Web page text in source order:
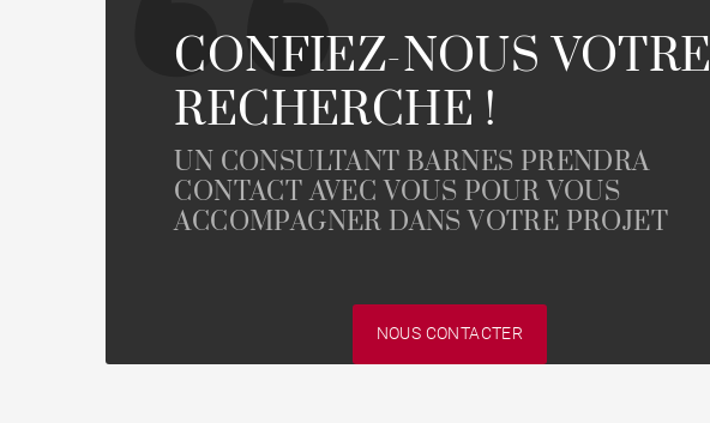
CONFIEZ-NOUS VOTRE
RECHERCHE !
UN CONSULTANT BARNES PRENDRA
CONTACT AVEC VOUS POUR VOUS
ACCOMPAGNER DANS VOTRE PROJET
NOUS CONTACTER